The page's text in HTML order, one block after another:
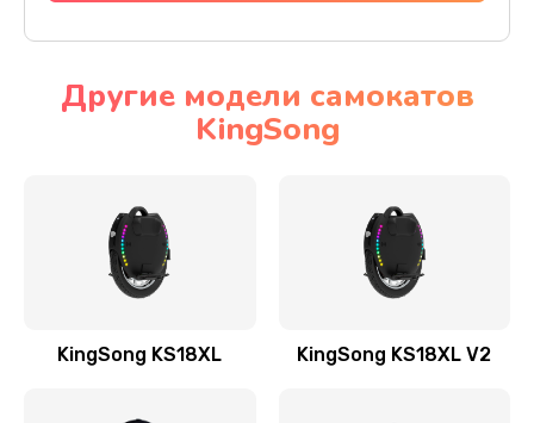
Другие модели самокатов
KingSong
KingSong KS18XL KingSong KS18XL V2